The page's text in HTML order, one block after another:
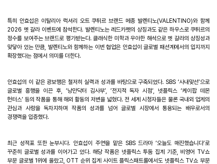
특히 안효섭은 이탈리아 럭셔리 오트 쿠튀르 브랜드 메종 발렌티노(VALENTINO)와 함께
2026 멧 갈라 이벤트에 참석한다. 발렌티노는 레드카펫의 상징과도 같은 하우스로 쿠튀르의
정수를 보여주는 브랜드로 평가받는다. 클래식한 미학과 우아한 해석으로 멧 갈라의 상징성과
맞닿아 있는 만큼 발렌티노와 함께하는 이번 협업은 안효섭이 글로벌 패션계에서의 입지까지
확장했다는 점에서 의미를 더한다.
안효섭의 이 같은 광보행은 철저히 실력과 성과를 바탕으로 구축되었다. SBS‘사내맞선’으로
글로벌 흥행을 이끈 후, ‘낭만닥터 김사부’, ’전지적 독자 시점‘, 넷플릭스‘케이팝 데몬
헌터스’ 등의 작품을 통해 해외 활동의 저변을 넓혔다. 전 세계 시청자들은 물론 국내외 업계의
관심과 사랑을 독차지하며 작품의 성과를 넘어 글로벌 시장에서 통용되는 배우로서의
경쟁력을 입증했다.
최근 성적표 또한 눈부시다. 안효섭이 주연을 맡은SBS드라마‘오늘도 매진했습니다’로
꾸준히 글로벌 성과를 이어가고 있다.해당 작품은 넷플릭스 투둠 집계 기준, 비영어 TV쇼
부문 글로벌 1위에 올랐고, OTT 순위 집계 사이트 플릭스패트롤에서도 넷플릭스TV쇼 부문